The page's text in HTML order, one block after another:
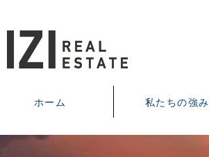
ホーム 私たちの強み